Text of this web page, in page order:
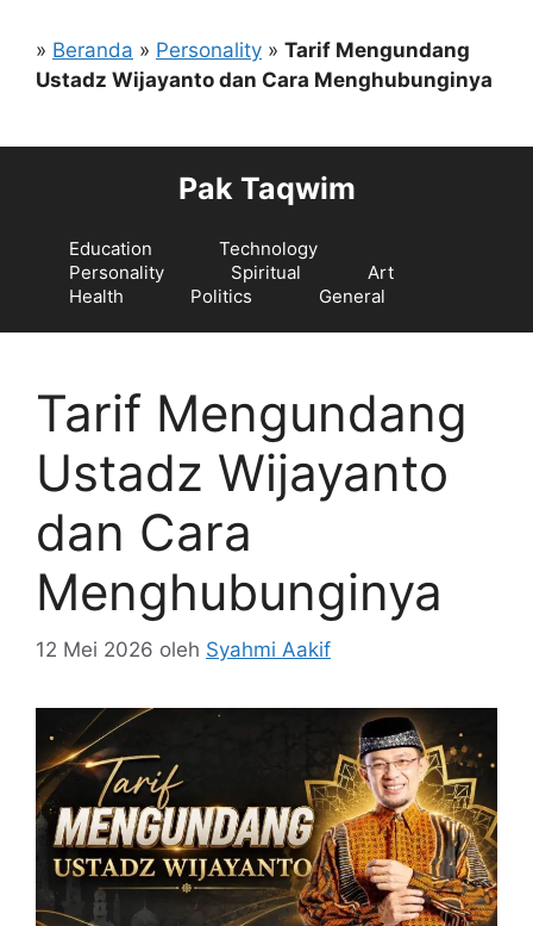
» Beranda » Personality » Tarif Mengundang
Ustadz Wijayanto dan Cara Menghubunginya
Pak Taqwim
Education
Technology
Personality
Spiritual
Art
Health
Politics General
Tarif Mengundang
Ustadz Wijayanto
dan Cara
Menghubunginya
12 Mei 2026 oleh Syahmi Aakif